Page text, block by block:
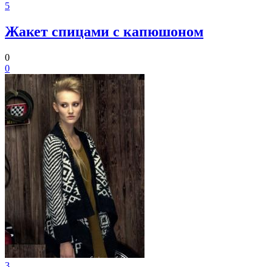
5
Жакет спицами с капюшоном
0
0